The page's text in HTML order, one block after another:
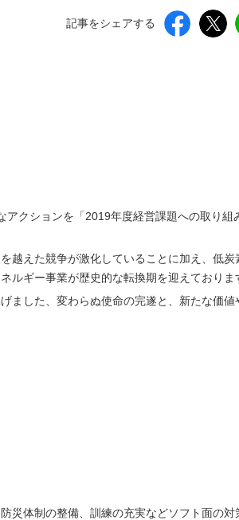
記事をシェアする
クションを「2019年度経営課題への取り組
越えた競争が激化していることに加え、低炭
ルギー事業が歴史的な転換期を迎えておりま
ました、変わらぬ使命の完遂と、新たな価値
災体制の整備、訓練の充実などソフト面の対